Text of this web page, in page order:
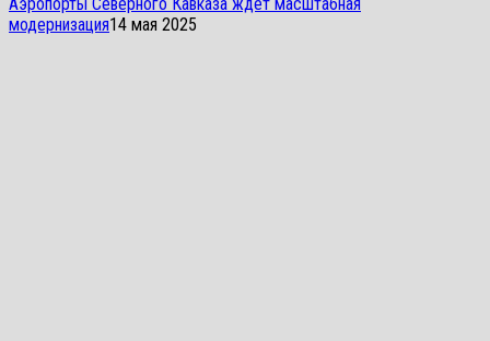
модернизация14 мая 2025